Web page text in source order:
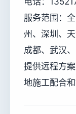
服务范围：
州、深圳、
成都、武汉
提供远程方
地施工配合和